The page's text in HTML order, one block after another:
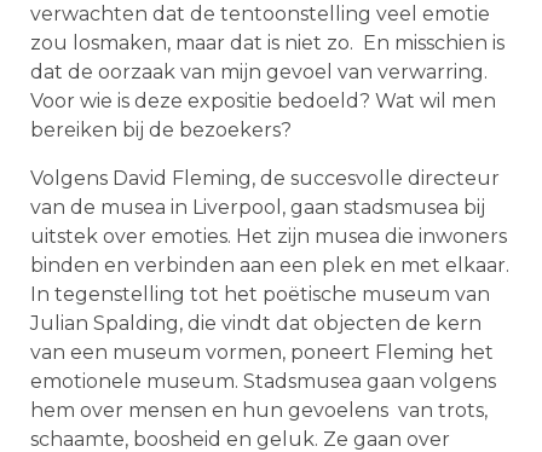
verwachten dat de tentoonstelling veel emotie
zou losmaken, maar dat is niet zo. En misschien is
dat de oorzaak van mijn gevoel van verwarring.
Voor wie is deze expositie bedoeld? Wat wil men
bereiken bij de bezoekers?
Volgens David Fleming, de succesvolle directeur
van de musea in Liverpool, gaan stadsmusea bij
uitstek over emoties. Het zijn musea die inwoners
binden en verbinden aan een plek en met elkaar.
In tegenstelling tot het poëtische museum van
Julian Spalding, die vindt dat objecten de kern
van een museum vormen, poneert Fleming het
emotionele museum. Stadsmusea gaan volgens
hem over mensen en hun gevoelens van trots,
schaamte, boosheid en geluk. Ze gaan over